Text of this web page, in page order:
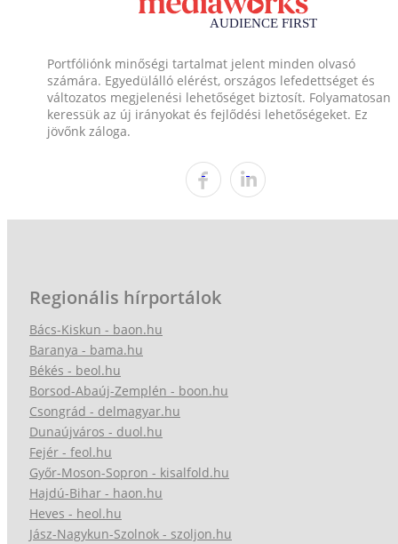
Portfóliónk minőségi tartalmat jelent minden olvasó
számára. Egyedülálló elérést, országos lefedettséget és
változatos megjelenési lehetőséget biztosít. Folyamatosan
keressük az új irányokat és fejlődési lehetőségeket. Ez
jövőnk záloga.
Regionális hírportálok
Bács-Kiskun - baon.hu
Baranya - bama.hu
Békés - beol.hu
Borsod-Abaúj-Zemplén - boon.hu
Csongrád - delmagyar.hu
Dunaújváros - duol.hu
Fejér - feol.hu
Győr-Moson-Sopron - kisalfold.hu
Hajdú-Bihar - haon.hu
Heves - heol.hu
Jász-Nagykun-Szolnok - szoljon.hu